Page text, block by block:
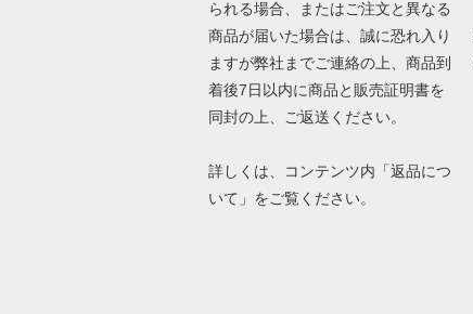
られる場合、またはご注文と異なる
商品が届いた場合は、誠に恐れ入り
ますが弊社までご連絡の上、商品到
着後7日以内に商品と販売証明書を
同封の上、ご返送ください。
詳しくは、コンテンツ内「返品につ
いて」をご覧ください。